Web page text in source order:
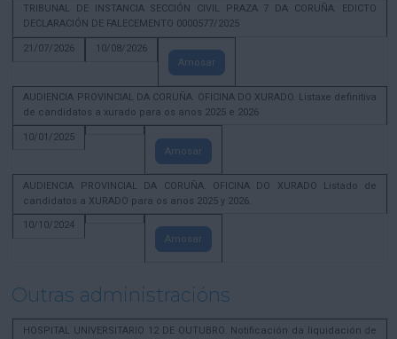
TRIBUNAL DE INSTANCIA SECCIÓN CIVIL PRAZA 7 DA CORUÑA. EDICTO
DECLARACIÓN DE FALECEMENTO 0000577/2025
21/07/2026
10/08/2026
Amosar
AUDIENCIA PROVINCIAL DA CORUÑA. OFICINA DO XURADO. Listaxe definitiva
de candidatos a xurado para os anos 2025 e 2026
10/01/2025
Amosar
AUDIENCIA PROVINCIAL DA CORUÑA. OFICINA DO XURADO Listado de
candidatos a XURADO para os anos 2025 y 2026.
10/10/2024
Amosar
Outras administracións
HOSPITAL UNIVERSITARIO 12 DE OUTUBRO. Notificación da liquidación de